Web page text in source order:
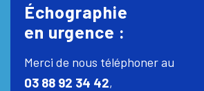
Échographie
en urgence :
Merci de nous téléphoner au
03 88 92 34 42,